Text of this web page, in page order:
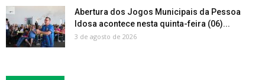
Abertura dos Jogos Municipais da Pessoa
Idosa acontece nesta quinta-feira (06)...
3 de agosto de 2026